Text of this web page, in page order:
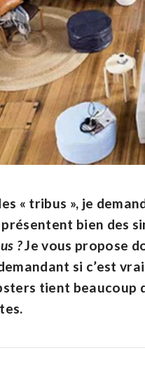
« tribus », je
bien des
?Je vous propose
si c’est
tient beaucoup